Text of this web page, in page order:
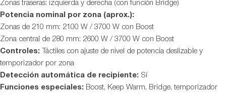
Zonas traseras: izquierda y derecha (con función Bridge)
Potencia nominal por zona (aprox.):
Zonas de 210 mm: 2100 W / 3700 W con Boost
Zona central de 280 mm: 2600 W / 3700 W con Boost
Controles: Táctiles con ajuste de nivel de potencia deslizable y
temporizador por zona
Detección automática de recipiente: Sí
Funciones especiales: Boost, Keep Warm, Bridge, temporizador